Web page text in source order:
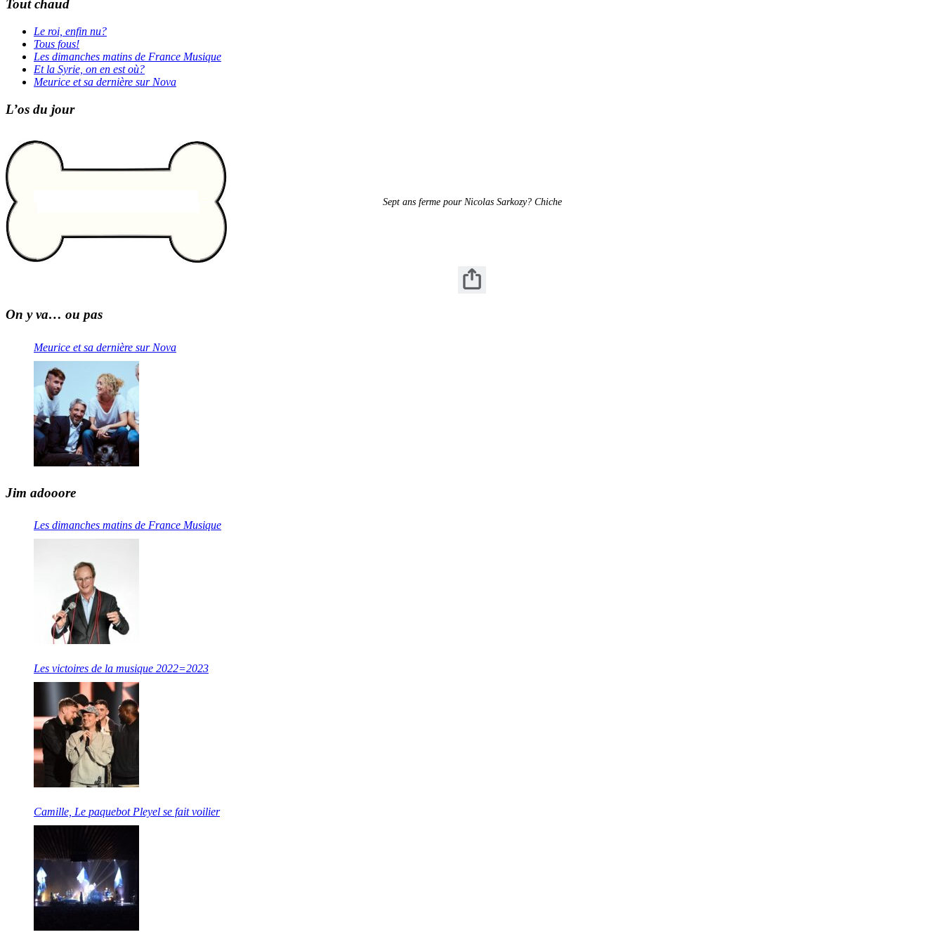
Tout chaud
Le roi, enfin nu?
Tous fous!
Les dimanches matins de France Musique
Et la Syrie, on en est où?
Meurice et sa dernière sur Nova
L’os du jour
Sept ans ferme pour Nicolas Sarkozy? Chiche
On y va… ou pas
Meurice et sa dernière sur Nova
Jim adooore
Les dimanches matins de France Musique
Les victoires de la musique 2022=2023
Camille, Le paquebot Pleyel se fait voilier